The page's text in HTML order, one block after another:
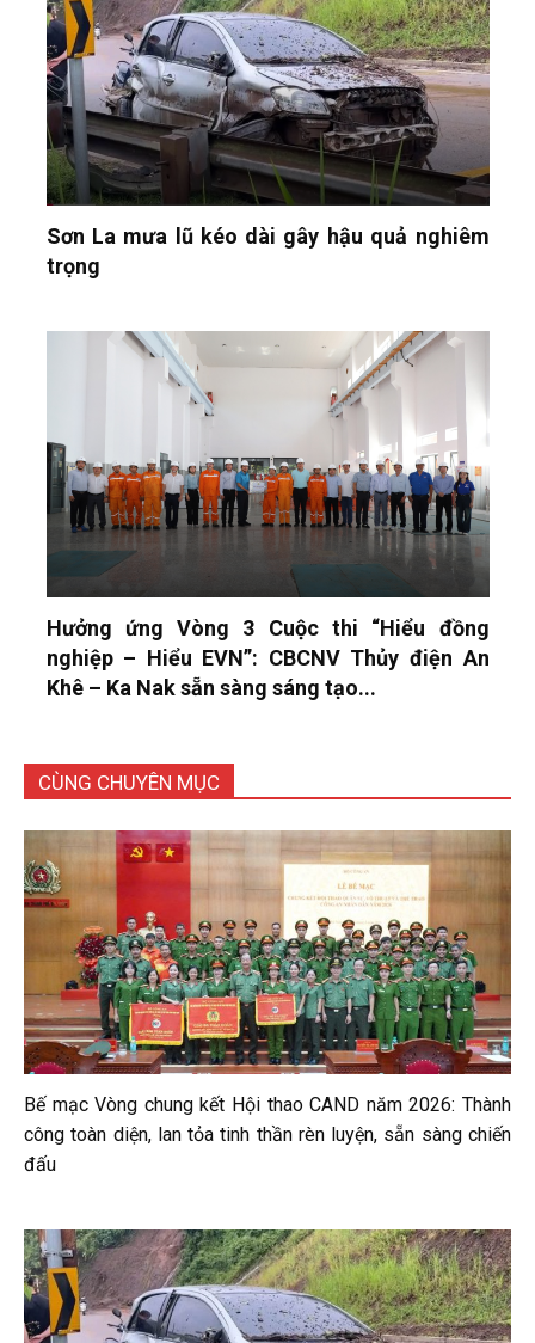
Sơn La mưa lũ kéo dài gây hậu quả nghiêm
trọng
Hưởng ứng Vòng 3 Cuộc thi “Hiểu đồng
nghiệp – Hiểu EVN”: CBCNV Thủy điện An
Khê – Ka Nak sẵn sàng sáng tạo...
CÙNG CHUYÊN MỤC
Bế mạc Vòng chung kết Hội thao CAND năm 2026: Thành
công toàn diện, lan tỏa tinh thần rèn luyện, sẵn sàng chiến
đấu